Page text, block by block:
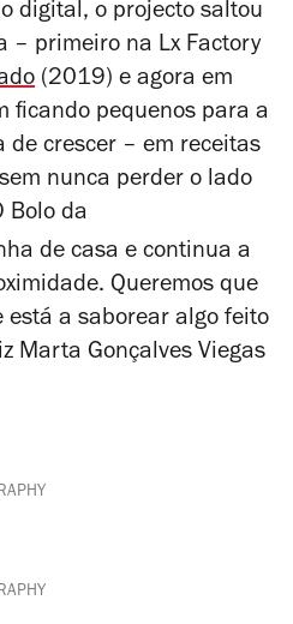
digital, o projecto saltou
– primeiro na Lx Factory
(2019) e agora em
ficando pequenos para a
de crescer – em receitas
nunca perder o lado
Bolo da
de casa e continua a
Queremos que
está a saborear algo feito
Marta Gonçalves Viegas